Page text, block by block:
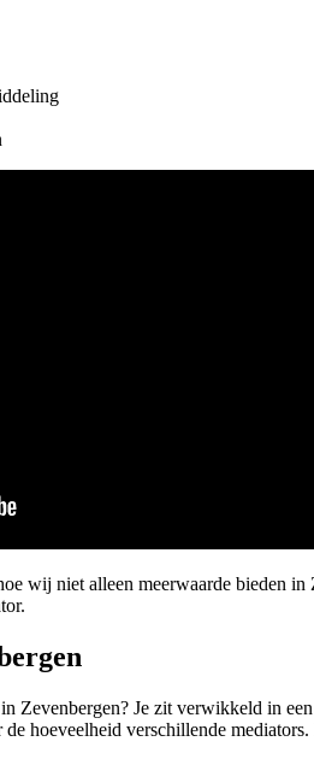
wij niet alleen meerwaarde bieden
Zevenbergen? Je zit verwikkeld in
hoeveelheid verschillende